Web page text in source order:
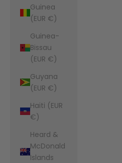
Guinea
(EUR €)
Guinea-
Bissau
(EUR €)
Guyana
(EUR €)
Haiti (EUR
€)
Heard &
McDonald
Islands